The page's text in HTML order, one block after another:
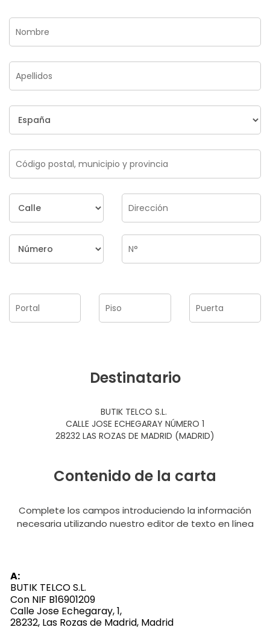
Destinatario
BUTIK TELCO S.L.
CALLE JOSE ECHEGARAY NÚMERO 1
28232 LAS ROZAS DE MADRID (MADRID)
Contenido de la carta
Complete los campos introduciendo la información
necesaria utilizando nuestro editor de texto en línea
A:
BUTIK TELCO S.L.
Con NIF B16901209
Calle Jose Echegaray, 1,
28232, Las Rozas de Madrid, Madrid